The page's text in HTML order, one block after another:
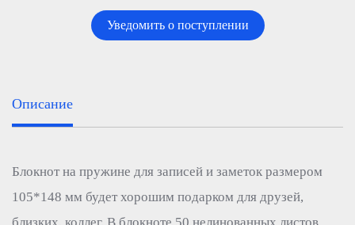
Уведомить о поступлении
Описание
Блокнот на пружине для записей и заметок размером
105*148 мм будет хорошим подарком для друзей,